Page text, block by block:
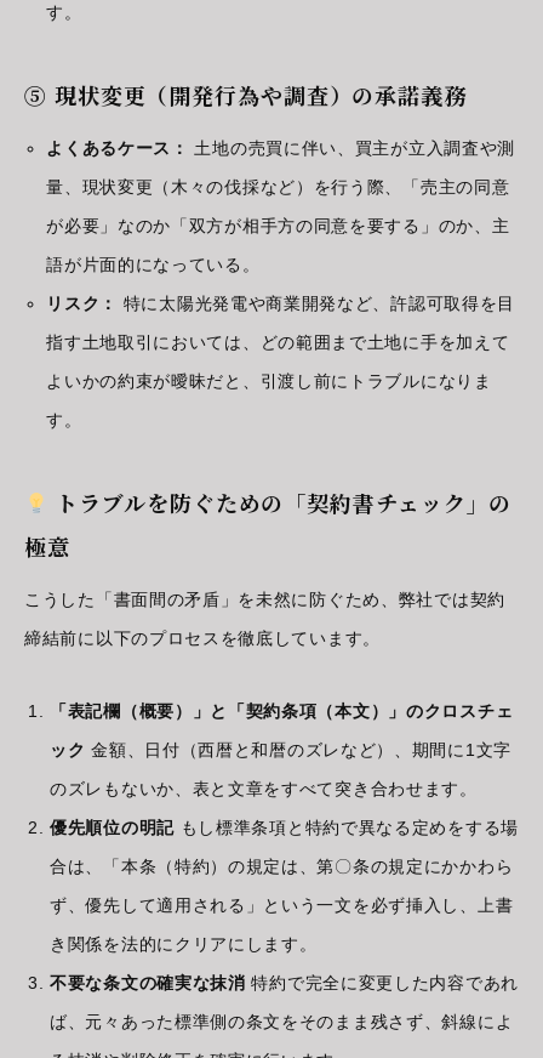
す。
⑤ 現状変更（開発行為や調査）の承諾義務
よくあるケース：
土地の売買に伴い、買主が立入調査や測
量、現状変更（木々の伐採など）を行う際、「売主の同意
が必要」なのか「双方が相手方の同意を要する」のか、主
語が片面的になっている。
リスク：
特に太陽光発電や商業開発など、許認可取得を目
指す土地取引においては、どの範囲まで土地に手を加えて
よいかの約束が曖昧だと、引渡し前にトラブルになりま
す。
トラブルを防ぐための「契約書チェック」の
極意
こうした「書面間の矛盾」を未然に防ぐため、弊社では契約
締結前に以下のプロセスを徹底しています。
「表記欄（概要）」と「契約条項（本文）」のクロスチェ
ック 金額、日付（西暦と和暦のズレなど）、期間に1文字
のズレもないか、表と文章をすべて突き合わせます。
優先順位の明記もし標準条項と特約で異なる定めをする場
合は、「本条（特約）の規定は、第〇条の規定にかかわら
ず、優先して適用される」という一文を必ず挿入し、上書
き関係を法的にクリアにします。
不要な条文の確実な抹消 特約で完全に変更した内容であれ
ば、元々あった標準側の条文をそのまま残さず、斜線によ